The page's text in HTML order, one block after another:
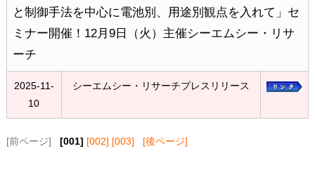
と制御手法を中心に電池別、用途別観点を入れて」セ
ミナー開催！12月9日（火）主催シーエムシー・リサ
ーチ
2025-11-
10
シーエムシー・リサーチプレスリリース
[前ページ] [001] [002] [003] [後ページ]